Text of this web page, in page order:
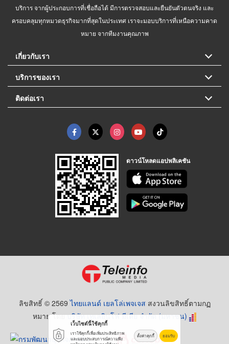
บริการ จากผู้ประกอบการที่เชื่อถือได้ มีการตรวจสอบและยืนยันตัวตนจริง และ
ครอบคลุมทุกหมวดธุรกิจมากที่สุดในประเทศ เราจะมอบบริการที่เหนือความคาด
หมาย จากทีมงานคุณภาพ
เกี่ยวกับเรา
บริการของเรา
ติดต่อเรา
ดาวน์โหลดแอปพลิเคชัน
ลิขสิทธิ์ © 2569ไทยแลนด์ เยลโล่เพจเจส สงวนลิขสิทธิ์ตามกฏ
หมาย โดยบริษัท เทเลอินโฟ มีเดีย จำกัด (มหาชน)
เว็บไซต์นี้ใช้คุกกี้
เราใช้คุกกี้เพื่อเพิ่มประสิทธิภาพ
และมอบประสบการณ์ความพึง
ตั้งค่าคุกกี้ ยอมรับ